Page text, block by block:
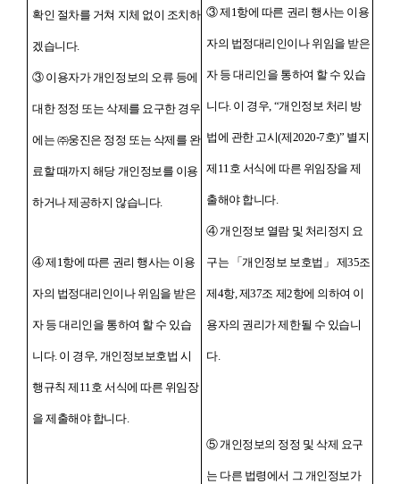
확인 절차를 거쳐 지체 없이 조치하
겠습니다.
③ 이용자가 개인정보의 오류 등에
대한 정정 또는 삭제를 요구한 경우
에는 ㈜웅진은 정정 또는 삭제를 완
료할 때까지 해당 개인정보를 이용
하거나 제공하지 않습니다.
④ 제1항에 따른 권리 행사는 이용
자의 법정대리인이나 위임을 받은
자 등 대리인을 통하여 할 수 있습
니다. 이 경우, 개인정보보호법 시
행규칙 제11호 서식에 따른 위임장
을 제출해야 합니다.
③ 제1항에 따른 권리 행사는 이용
자의 법정대리인이나 위임을 받은
자 등 대리인을 통하여 할 수 있습
니다. 이 경우, “개인정보 처리 방
법에 관한 고시(제2020-7호)” 별지
제11호 서식에 따른 위임장을 제
출해야 합니다.
④ 개인정보 열람 및 처리정지 요
구는 「개인정보 보호법」 제35조
제4항, 제37조 제2항에 의하여 이
용자의 권리가 제한될 수 있습니
다.
⑤ 개인정보의 정정 및 삭제 요구
는 다른 법령에서 그 개인정보가